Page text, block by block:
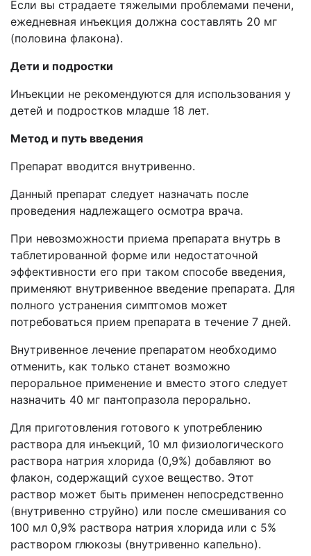
Если вы страдаете тяжелыми проблемами печени,
ежедневная инъекция должна составлять 20 мг
(половина флакона).
Дети и подростки
Инъекции не рекомендуются для использования у
детей и подростков младше 18 лет.
Метод и путь введения
Препарат вводится внутривенно.
Данный препарат следует назначать после
проведения надлежащего осмотра врача.
При невозможности приема препарата внутрь в
таблетированной форме или недостаточной
эффективности его при таком способе введения,
применяют внутривенное введение препарата. Для
полного устранения симптомов может
потребоваться прием препарата в течение 7 дней.
Внутривенное лечение препаратом необходимо
отменить, как только станет возможно
пероральное применение и вместо этого следует
назначить 40 мг пантопразола перорально.
Для приготовления готового к употреблению
раствора для инъекций, 10 мл физиологического
раствора натрия хлорида (0,9%) добавляют во
флакон, содержащий сухое вещество. Этот
раствор может быть применен непосредственно
(внутривенно струйно) или после смешивания со
100 мл 0,9% раствора натрия хлорида или с 5%
раствором глюкозы (внутривенно капельно).